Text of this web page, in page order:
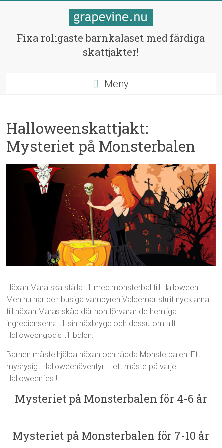
Skattjakter
barnkalaset!
Fixa roligaste barnkalaset med färdiga
skattjakter!
Meny
Halloweenskattjakt:
Mysteriet på Monsterbalen
Häxan Mara ska ställa till med monsterbal till Halloween!
Men nu har den busiga vampyren Valdemar stulit nycklarna
till häxan Maras skåp där hon förvarar de hemliga
ingredienserna till sin häxbrygd och dessutom allt
Halloweengodis till balen.
Barnen måste hjälpa häxan och rädda Monsterbalen! Ett
mysrysigt Halloweenäventyr – ett måste på varje
Halloweenfest!
Mysteriet på Monsterbalen för 4-6 år
Mysteriet på Monsterbalen för 7-10 år